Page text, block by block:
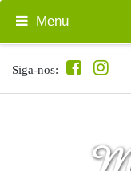
Siga-nos:
Menu